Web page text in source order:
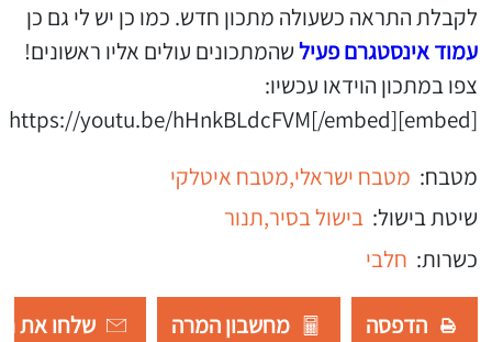
לקבלת התראה כשעולה מתכון חדש. כמו כן יש לי גם כן
עמוד אינסטגרם פעילשהמתכונים עולים אליו ראשונים!
צפו במתכון הוידאו עכשיו:
[embed]https://youtu.be/hHnkBLdcFVM[/embed]
מטבח: מטבח ישראלי,מטבח איטלקי
שיטת בישול: בישול בסיר,תנור
כשרות: חלבי
הדפסה מחשבון המרה שלחו את